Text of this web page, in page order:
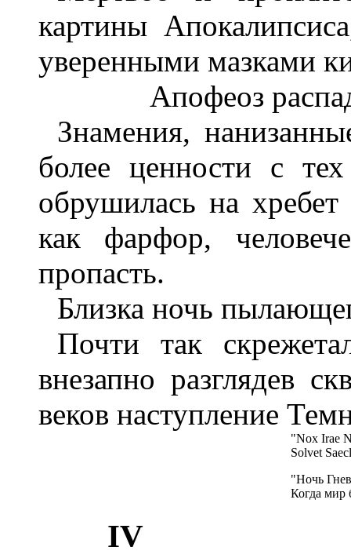
картины
уверенными мазками
Апофеоз
Знамения,
более ценности с
обрушилась на хребет
как фарфор,
пропасть.
Близка ночь
Почти так
внезапно разглядев
веков наступление
"Nox Irae
Solvet
"Ночь
Когда мир
IV